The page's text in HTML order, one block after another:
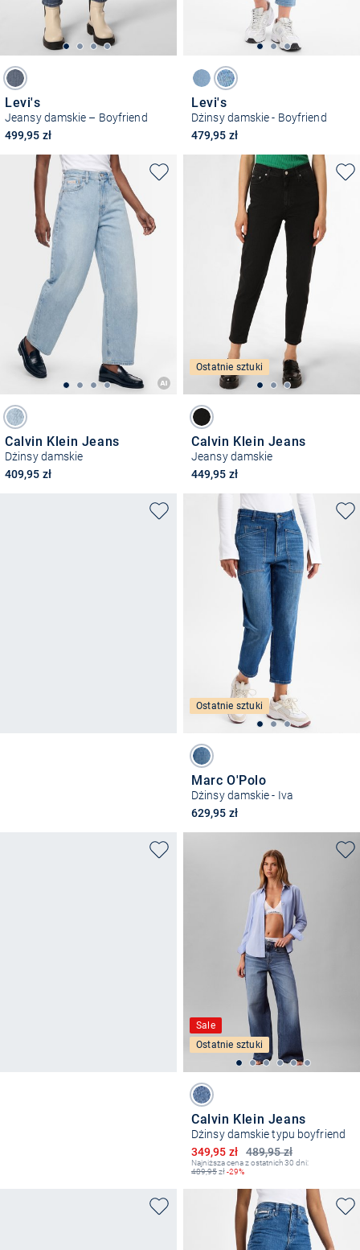
Levi's
Jeansy damskie – Boyfriend
499,95 zł
Levi's
Dżinsy damskie - Boyfriend
479,95 zł
Calvin Klein Jeans
Dżinsy damskie
409,95 zł
Ostatnie sztuki
Calvin Klein Jeans
Jeansy damskie
449,95 zł
Ostatnie sztuki
Marc O'Polo
Dżinsy damskie - Iva
629,95 zł
Sale
Ostatnie sztuki
Calvin Klein Jeans
Dżinsy damskie typu boyfriend
489,95 zł
Obniżona cena
349,95 zł
Najniższa cena z ostatnich 30 dni:
489,95zł-29%